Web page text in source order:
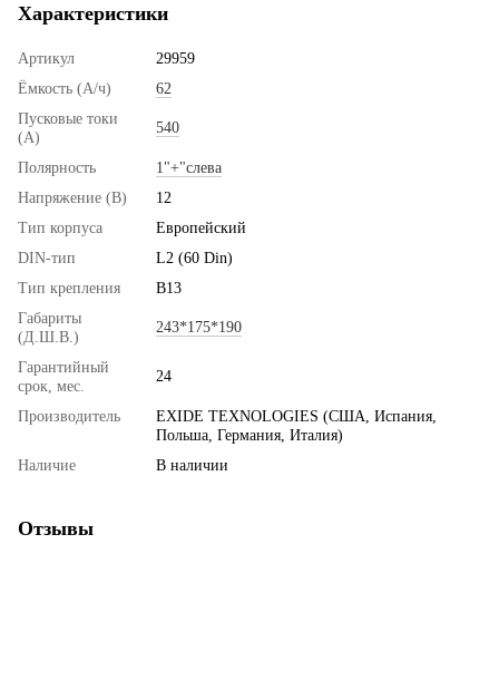
Характеристики
Артикул
29959
Ёмкость (А/ч)
62
Пусковые токи
(А)
540
Полярность
1"+"слева
Напряжение (В)
12
Тип корпуса
Европейский
DIN-тип
L2 (60 Din)
Тип крепления
B13
Габариты
(Д.Ш.В.)
243*175*190
Гарантийный
срок, мес.
24
Производитель
EXIDE TEXNOLOGIES (США, Испания,
Польша, Германия, Италия)
Наличие
В наличии
Отзывы